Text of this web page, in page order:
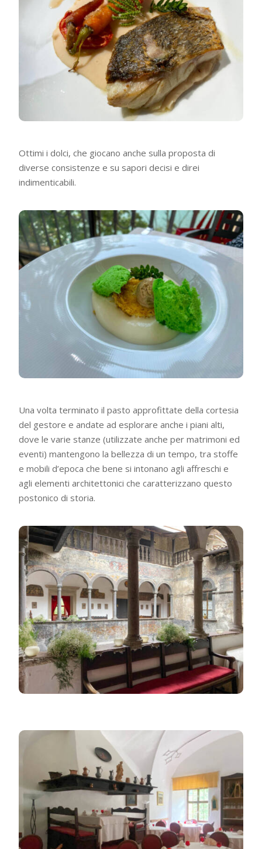
Ottimi i dolci, che giocano anche sulla proposta di
diverse consistenze e su sapori decisi e direi
indimenticabili.
Una volta terminato il pasto approfittate della cortesia
del gestore e andate ad esplorare anche i piani alti,
dove le varie stanze (utilizzate anche per matrimoni ed
eventi) mantengono la bellezza di un tempo, tra stoffe
e mobili d’epoca che bene si intonano agli affreschi e
agli elementi architettonici che caratterizzano questo
postonico di storia.